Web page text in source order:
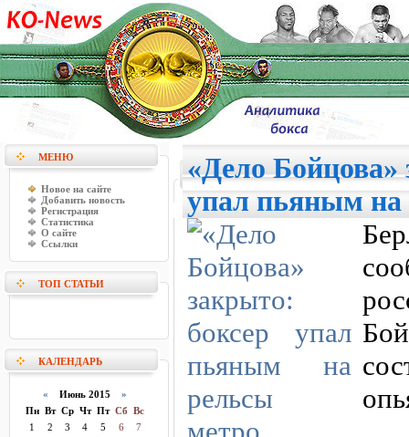
МЕНЮ
Новое на сайте
Добавить новость
Регистрация
Статистика
О сайте
Ссылки
ТОП СТАТЬИ
КАЛЕНДАРЬ
« Июнь 2015 »
Пн Вт Ср Чт Пт Сб Вс
1
2 3 4 5 6
7
«Дело Бойцова»
упал пьяным на